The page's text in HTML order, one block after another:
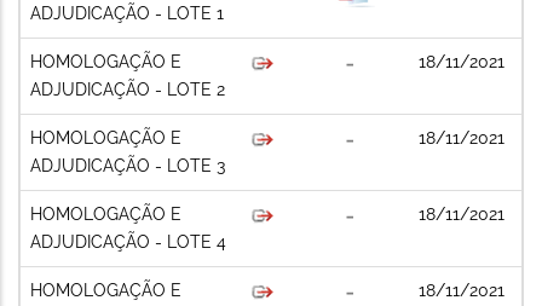
ADJUDICAÇÃO - LOTE 1
HOMOLOGAÇÃO E
ADJUDICAÇÃO - LOTE 2
18/11/2021
HOMOLOGAÇÃO E
ADJUDICAÇÃO - LOTE 3
18/11/2021
HOMOLOGAÇÃO E
ADJUDICAÇÃO - LOTE 4
18/11/2021
HOMOLOGAÇÃO E
18/11/2021